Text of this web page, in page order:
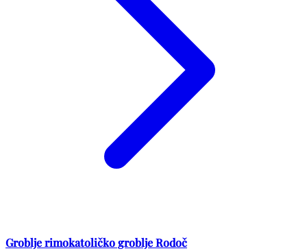
Groblje rimokatoličko groblje Rodoč